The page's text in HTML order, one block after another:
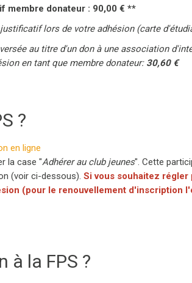
membre donateur : 90,00 € **
lors de votre adhésion (carte
au titre d'un don à une association
en tant que membre donateur: 30,60 €
?
en ligne
la case "Adhérer au club jeunes". Cette
(voir ci-dessous). Si vous souhaitez
(pour le renouvellement d'inscription
à la FPS ?